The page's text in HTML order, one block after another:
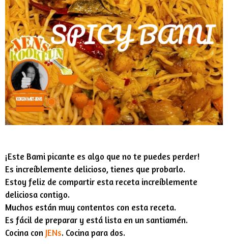
¡Este Bami picante es algo que no te puedes perder!
Es increíblemente delicioso, tienes que probarlo.
Estoy feliz de compartir esta receta increíblemente
deliciosa contigo.
Muchos están muy contentos con esta receta.
Es fácil de preparar y está lista en un santiamén.
Cocina con JENs. Cocina para dos.